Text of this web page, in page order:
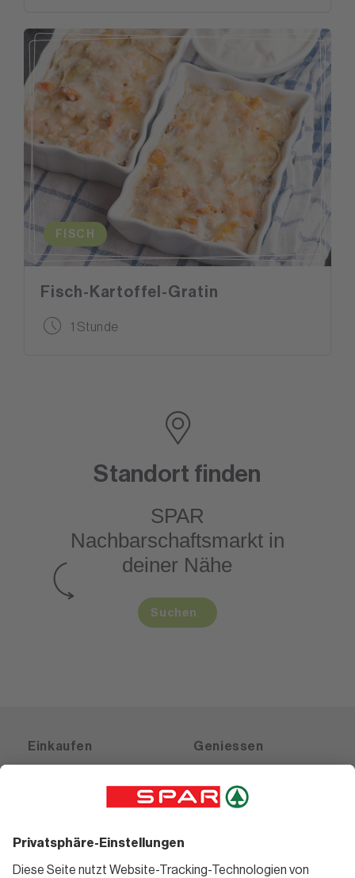
FISCH
Fisch-Kartoffel-Gratin
1 Stunde
Standort finden
SPAR
Nachbarschaftsmarktin
deiner Nähe
Suchen
Einkaufen
Gutscheine
Geniessen
Weinwelt
Bierwelt